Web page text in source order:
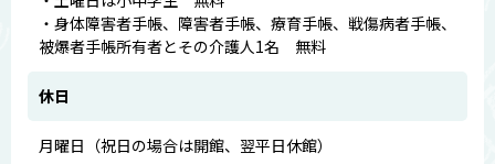
・身体障害者手帳、障害者手帳、療育手帳、戦傷病者手帳、
被爆者手帳所有者とその介護人1名 無料
休日
月曜日（祝日の場合は開館、翌平日休館）